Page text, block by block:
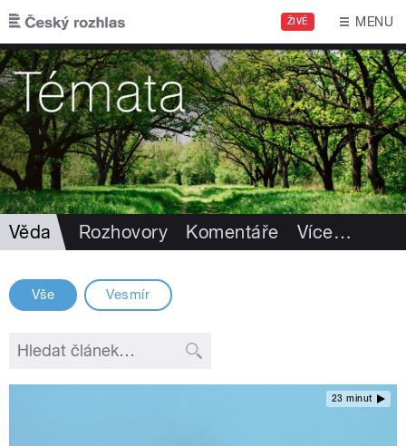
Přejít k hlavnímu obsahu
ŽIVĚ MENU
Věda Rozhovory Komentáře Více…
Vše Vesmír
23 minut